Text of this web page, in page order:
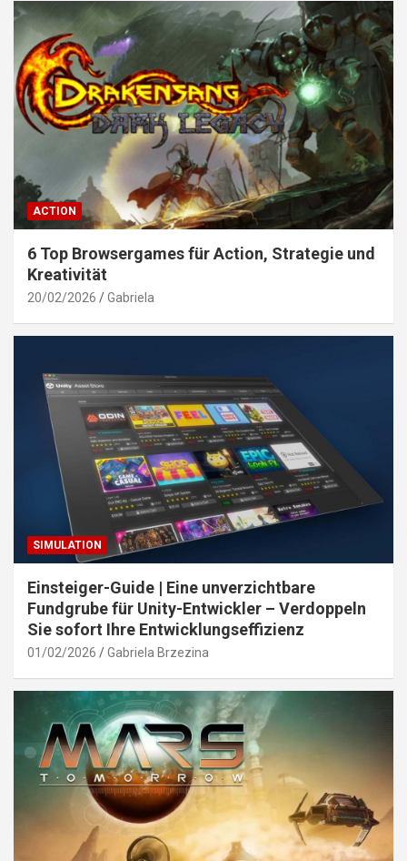
ACTION
6 Top Browsergames für Action, Strategie und
Kreativität
20/02/2026 Gabriela
SIMULATION
Einsteiger-Guide | Eine unverzichtbare
Fundgrube für Unity-Entwickler – Verdoppeln
Sie sofort Ihre Entwicklungseffizienz
01/02/2026 Gabriela Brzezina